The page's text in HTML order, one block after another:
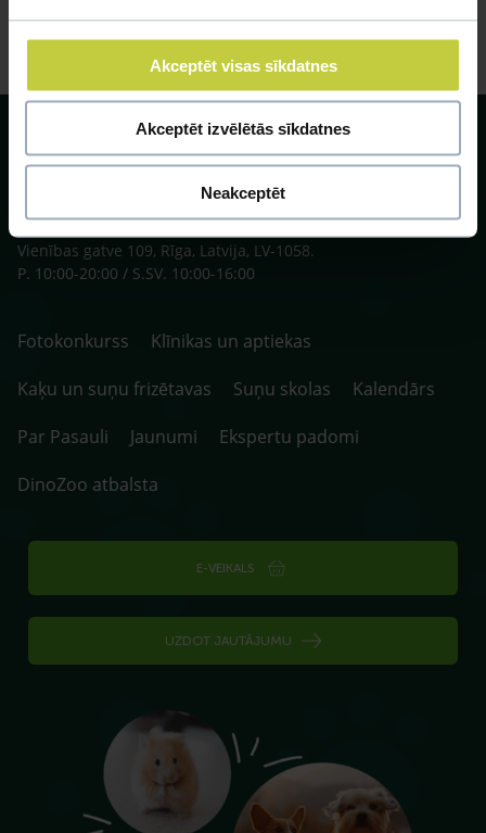
Akceptēt visas sīkdatnes
Akceptēt izvēlētās sīkdatnes
Neakceptēt
SIA ZOO Centrs, LV40003622166,
Vienības gatve 109, Rīga, Latvija, LV-1058.
P. 10:00-20:00 / S.SV. 10:00-16:00
Fotokonkurss
Klīnikas un aptiekas
Kaķu un suņu frizētavas
Suņu skolas
Kalendārs
Par Pasauli
Jaunumi
Ekspertu padomi
DinoZoo atbalsta
E-VEIKALS
UZDOT JAUTĀJUMU